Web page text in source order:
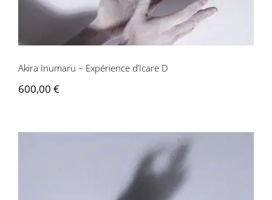
Akira Inumaru – Expérience d’Icare D
600,00 €